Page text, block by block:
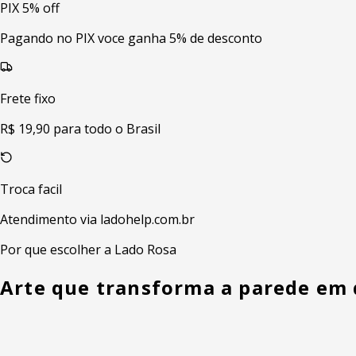
PIX 5% off
Pagando no PIX voce ganha 5% de desconto
Frete fixo
R$ 19,90 para todo o Brasil
Troca facil
Atendimento via ladohelp.com.br
Por que escolher a Lado Rosa
Arte que transforma a parede em